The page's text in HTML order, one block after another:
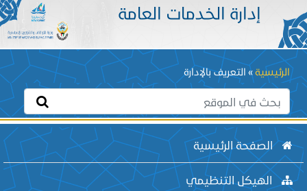
إدارة الخدمات العامة
Breadcrumb
الرئيسية التعريف بالإدارة
الصفحة الرئيسية
الهيكل التنظيمي